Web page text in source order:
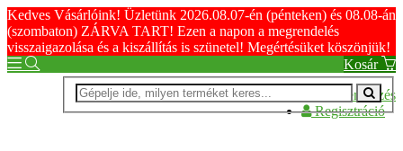
Kedves Vásárlóink! Üzletünk 2026.08.07-én (pénteken) és 08.08-án
(szombaton) ZÁRVA TART! Ezen a napon a megrendelés
visszaigazolása és a kiszállítás is szünetel! Megértésüket köszönjük!
Kosár
Bejelentkezés
Regisztráció